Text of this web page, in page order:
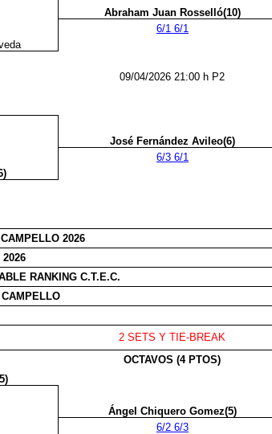
Abraham Juan Rosselló(10)
6/1 6/1
09/04/2026 21:00 h P2
José Fernández Avileo(6)
6/3 6/1
2026
2026
RANKING C.T.E.C.
2 SETS Y TIE-BREAK
OCTAVOS (4 PTOS)
Ángel Chiquero Gomez(5)
6/2 6/3